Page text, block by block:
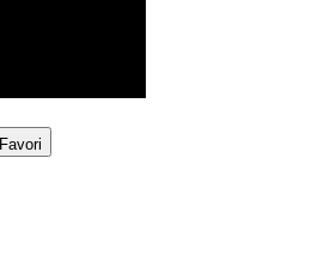
Favori